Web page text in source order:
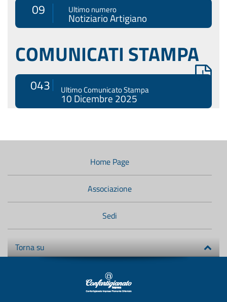
09 Ultimo numero
Notiziario Artigiano
COMUNICATI STAMPA
043 Ultimo Comunicato Stampa
10 Dicembre 2025
Home Page
Associazione
Sedi
Torna su